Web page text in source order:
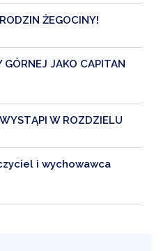
ŻEGOCINY!
JAKO CAPITAN
W ROZDZIELU
i wychowawca